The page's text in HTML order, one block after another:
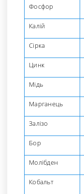
Фосфор
Калій
Сірка
Цинк
Мідь
Марганець
Залізо
Бор
Молібден
Кобальт